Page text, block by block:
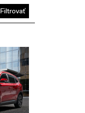
Filtrovať